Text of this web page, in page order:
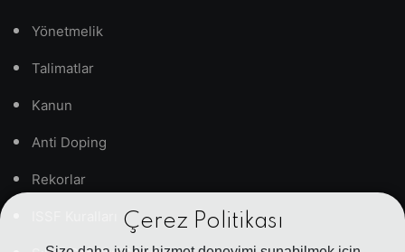
Çerez Politikası
Yönetmelik
Talimatlar
Kanun
Anti Doping
Rekorlar